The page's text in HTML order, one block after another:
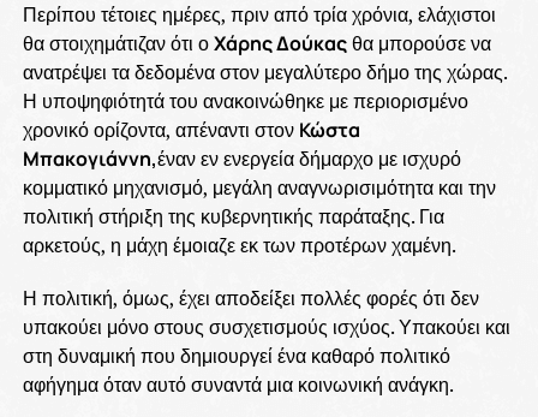
Περίπου τέτοιες ημέρες, πριν από τρία χρόνια, ελάχιστοι
θα στοιχημάτιζαν ότι οΧάρης Δούκαςθα μπορούσε να
ανατρέψει τα δεδομένα στον μεγαλύτερο δήμο της χώρας.
Η υποψηφιότητά του ανακοινώθηκε με περιορισμένο
χρονικό ορίζοντα, απέναντι στον Κώστα
Μπακογιάννη,έναν εν ενεργεία δήμαρχο με ισχυρό
κομματικό μηχανισμό, μεγάλη αναγνωρισιμότητα και την
πολιτική στήριξη της κυβερνητικής παράταξης. Για
αρκετούς, η μάχη έμοιαζε εκ των προτέρων χαμένη.
Η πολιτική, όμως, έχει αποδείξει πολλές φορές ότι δεν
υπακούει μόνο στους συσχετισμούς ισχύος. Υπακούει και
στη δυναμική που δημιουργεί ένα καθαρό πολιτικό
αφήγημα όταν αυτό συναντά μια κοινωνική ανάγκη.